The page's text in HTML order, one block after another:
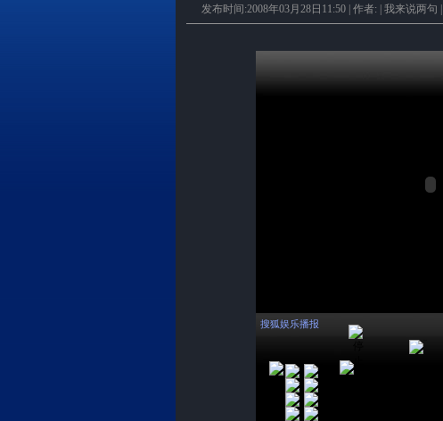
发布时间:2008年03月28日11:50 | 作者: | 我来说两句
搜狐娱乐播报